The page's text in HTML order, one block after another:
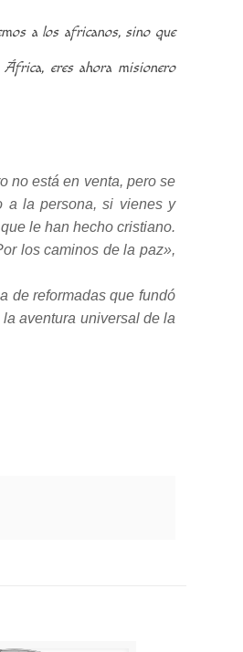
a los africanos, sino que
eres ahora misionero
no está en venta, pero se
a la persona, si vienes y
le han hecho cristiano.
los caminos de la paz»,
de reformadas que fundó
aventura universal de la